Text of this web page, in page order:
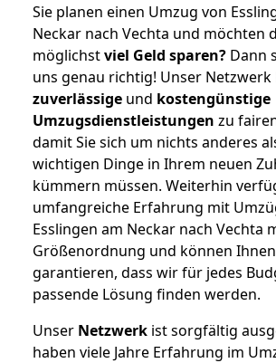
Sie planen einen Umzug von
Neckar nach Vechta und möchten
möglichstviel Geld sparen? Dann
uns genau richtig! Unser
zuverlässige und kostengünstige
Umzugsdienstleistungen zu
damit Sie sich um nichts anderes
wichtigen Dinge in Ihrem neuen
kümmern müssen. Weiterhin
umfangreiche Erfahrung mit
Esslingen am Neckar nach Vechta
Größenordnung und können
garantieren, dass wir für jedes
passende Lösung finden werden.
Unser Netzwerk ist sorgfältig
haben viele Jahre Erfahrung im